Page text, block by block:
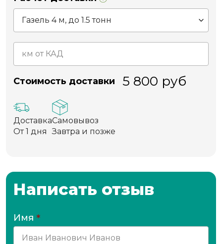
Стоимость доставки 5 800 руб
Доставка
От 1 дня
Самовывоз
Завтра и позже
Написать отзыв
Имя *